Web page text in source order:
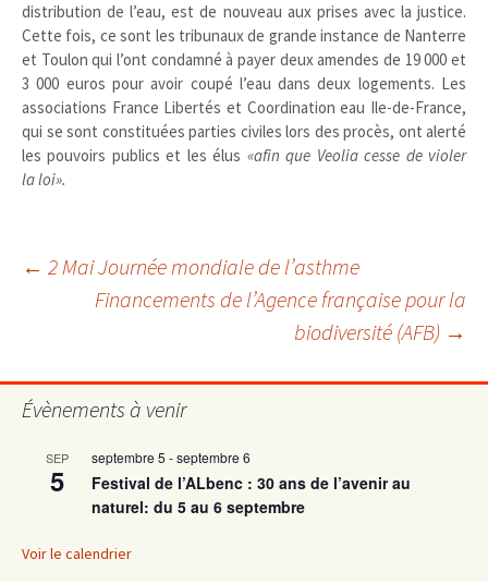
distribution de l’eau, est de nouveau aux prises avec la justice.
Cette fois, ce sont les tribunaux de grande instance de Nanterre
et Toulon qui l’ont condamné à payer deux amendes de 19 000 et
3 000 euros pour avoir coupé l’eau dans deux logements. Les
associations France Libertés et Coordination eau Ile-de-France,
qui se sont constituées parties civiles lors des procès, ont alerté
les pouvoirs publics et les élus «afin que Veolia cesse de violer
la loi».
Navigation
articles
← 2 Mai Journée mondiale de l’asthme
Financements de l’Agence française pour la
biodiversité (AFB) →
Évènements à venir
SEP
5
septembre 5 -septembre 6
Festival de l’ALbenc : 30 ans de l’avenir au
naturel: du 5 au 6 septembre
Voir le calendrier